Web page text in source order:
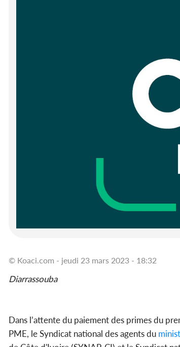
© Koaci.com - jeudi 23 mars 2023 - 18:32
Diarrassouba
Dans l’attente du paiement des primes du
PME, le Syndicat national des agents du